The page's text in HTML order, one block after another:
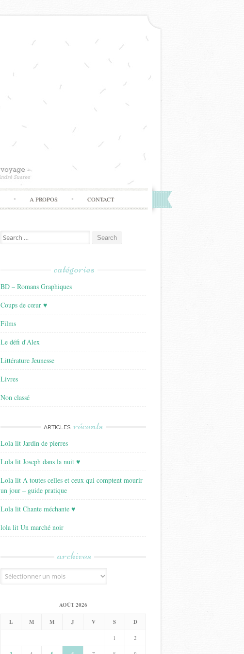
A PROPOS CONTACT
Search
for:
catégories
BD – Romans Graphiques
Coups de cœur ♥
Films
Le défi d'Alex
Littérature Jeunesse
Livres
Non classé
ARTICLES récents
Lola lit Jardin de pierres
Lola lit Joseph dans la nuit ♥
Lola lit A toutes celles et ceux qui comptent mourir
un jour – guide pratique
Lola lit Chante méchante ♥
lola lit Un marché noir
archives
Archives
AOÛT 2026
L M M J V S D
1 2